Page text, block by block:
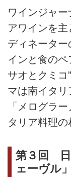
ワインジャ
アワインを
ディネータ
インと食のペ
サオとクミコ
マは南イタ
「メログラ
タリア料理の
第３回 日
ェーヴル」